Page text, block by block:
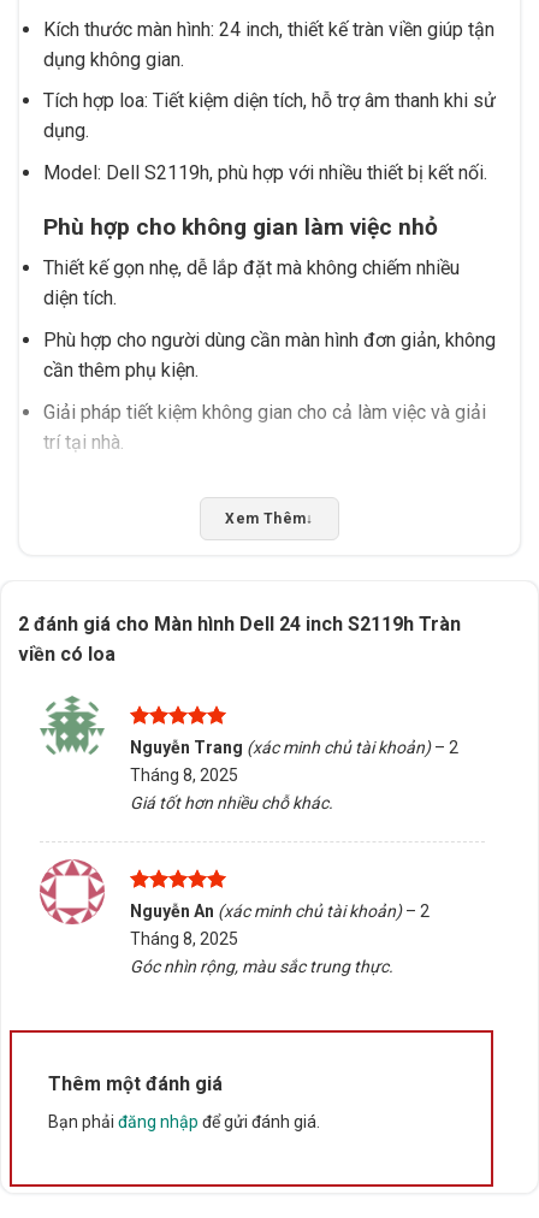
Kích thước màn hình: 24 inch, thiết kế tràn viền giúp tận
dụng không gian.
Tích hợp loa: Tiết kiệm diện tích, hỗ trợ âm thanh khi sử
dụng.
Model: Dell S2119h, phù hợp với nhiều thiết bị kết nối.
Phù hợp cho không gian làm việc nhỏ
Thiết kế gọn nhẹ, dễ lắp đặt mà không chiếm nhiều
diện tích.
Phù hợp cho người dùng cần màn hình đơn giản, không
cần thêm phụ kiện.
Giải pháp tiết kiệm không gian cho cả làm việc và giải
trí tại nhà.
Lưu ý khi chọn mua
Nên kiểm tra thông số thực tế trước khi mua để đảm
hoặc laptop đang sử dụng.
bị hỗ trợ.
Nếu bạn đang tìm kiếm màn hình phù hợp với không
gian làm việc nhỏ tại Buôn Ma Thuột, Đắk Lắk, Tấn
kiểm tra tương thích và cung cấp dịch vụ giao hàng/tư
vấn tận nơi. Liên hệ để được hỗ trợ chi tiết.
Rate this product
Thông số kỹ thuật
Xem Thêm↓
2 đánh giá cho Màn hình Dell 24 inch S2119h Tràn
viền có loa
Được xếp
hạng
sao
Nguyễn Trang (xác minh chủ tài khoản) – 2
Tháng 8, 2025
Giá tốt hơn nhiều chỗ khác.
Được xếp
hạng
sao
Nguyễn An (xác minh chủ tài khoản) – 2
Tháng 8, 2025
Góc nhìn rộng, màu sắc trung thực.
Thêm một đánh giá
Bạn phải đăng nhập để gửi đánh giá.